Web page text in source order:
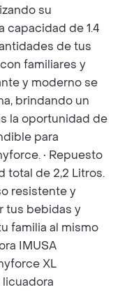
su
capacidad de 1.4
de tus
familiares y
y moderno se
brindando un
la oportunidad de
para
• Repuesto
total de 2,2 Litros.
resistente y
tus bebidas y
familia al mismo
IMUSA
XL